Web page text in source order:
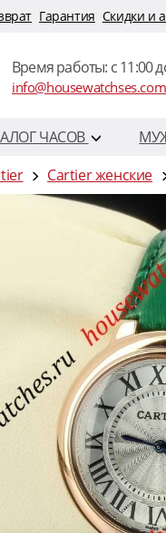
Гарантия Скидки и
Время работы: c 11:00
info@housewatchses.com
ЧАСОВ
Cartier женские